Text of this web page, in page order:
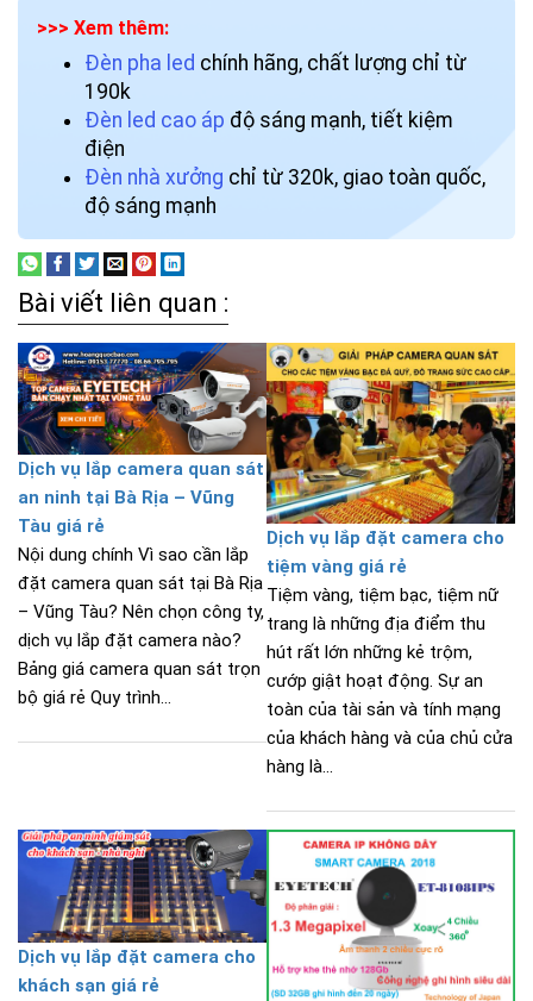
>>> Xem thêm:
Đèn pha led chính hãng, chất lượng chỉ từ
190k
Đèn led cao áp độ sáng mạnh, tiết kiệm
điện
Đèn nhà xưởng chỉ từ 320k, giao toàn quốc,
độ sáng mạnh
Bài viết liên quan :
Dịch vụ lắp camera quan sát
an ninh tại Bà Rịa – Vũng
Tàu giá rẻ
Nội dung chính Vì sao cần lắp
đặt camera quan sát tại Bà Rịa
– Vũng Tàu? Nên chọn công ty,
dịch vụ lắp đặt camera nào?
Bảng giá camera quan sát trọn
bộ giá rẻ Quy trình...
Dịch vụ lắp đặt camera cho
tiệm vàng giá rẻ
Tiệm vàng, tiệm bạc, tiệm nữ
trang là những địa điểm thu
hút rất lớn những kẻ trộm,
cướp giật hoạt động. Sự an
toàn của tài sản và tính mạng
của khách hàng và của chủ cửa
hàng là...
Dịch vụ lắp đặt camera cho
khách sạn giá rẻ